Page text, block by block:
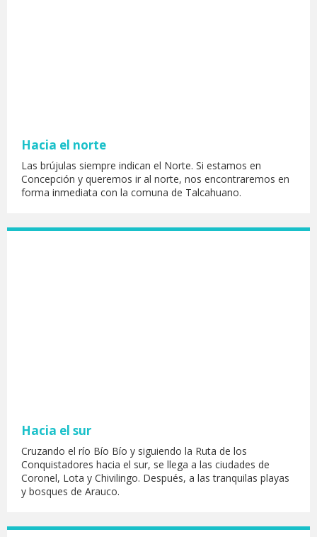
Hacia el norte
Las brújulas siempre indican el Norte. Si estamos en
Concepción y queremos ir al norte, nos encontraremos en
forma inmediata con la comuna de Talcahuano.
Hacia el sur
Cruzando el río Bío Bío y siguiendo la Ruta de los
Conquistadores hacia el sur, se llega a las ciudades de
Coronel, Lota y Chivilingo. Después, a las tranquilas playas
y bosques de Arauco.